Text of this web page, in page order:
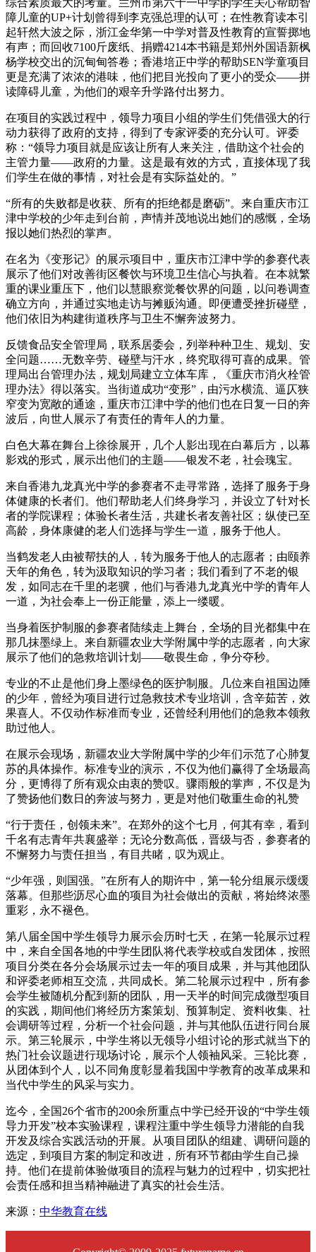
障儿童的UP+计划曾得到李克强总理的认可；在性教育读本引
起轩然大波之际，浙江金华第一中学对普及性教育的宣誓掷地
有声；而回收7100斤废纸、捐赠4214本书籍是郑州外国语新枫
杨学校交出的沉甸甸答卷；香港培正中学的帮助SEN学童项目
更是充满了浓浓的港味，他们把目光投向了更小的受众——拼
读障碍儿童，为他们的艰辛升学路付出努力。
在项目的实践过程中，领导力项目小组的学生们凭借强大的行
动力获得了政府的支持，得到了专家评委的充分认可。评委
称：“领导力项目就是应该让所有人来关注，借助这个社会的
主管力量——政府的力量。这是最有效的方式，直接体现了我
们学生在做的事情，对社会是有实际益处的。”
“所有的失败都是收获、所有的拒绝都是磨砺”。来自重庆市江
津中学校的少年走到台前，声情并茂地说出她们的感慨，全场
报以她们热烈的掌声。
在名为《变形记》的展示项目中，重庆市江津中学的参赛代表
展示了他们对改善街区餐饮与环境卫生信心与执着。在本就繁
重的课业重压下，他们以慧眼察觉餐饮界的问题，以问卷调查
确立方向，并通过实地走访与摊贩沟通。即便遭受挫折碰壁，
他们依旧为构建街道秩序与卫生不懈奔波努力。
反馈食品安全管理局，联系居委会，列举种种卫生、规划、安
全问题……无数辛劳、碰壁与汗水，终究取得可喜的成果。管
理局出台管理办法，规划局建立立体车库，《重庆市消火栓管
理办法》得以落实。当街道成功“变形”，由污水横流、逼仄狭
窄变为宽敞的通途，重庆市江津中学的他们也在日复一日的奔
波后，向世人展示了有责任的青年人的力量。
白色大幕在舞台上徐徐展开，几个人影出现在白幕后方，以幕
影戏的形式，展示出他们的主题——银发不老，社会瑰宝。
来自香港九龙真光中学的参赛者不走寻常路，选择了服务于身
体健康的长者们。他们帮助老人们终身学习，并设立了针对长
者的学院课程；体验长者生活，共建长者友善社区；纵使已至
高龄，身体康健的老人们选择与学生一道，服务于他人。
当鹤发老人由被帮扶的人，转为服务于他人的志愿者；由颐养
天年的角色，转为汲取知识的学习者；我们看到了不老的银
发，如同志在千里的老骥，他们与香港九龙真光中学的青年人
一道，为社会奉上一份正能量，添上一缕暖。
当身着医护制服的参赛者陆续走上舞台，全场的目光都集中在
那几抹墨绿上。来自新疆农业大学附属中学的志愿者，向大家
展示了他们的急救培训计划——敬畏生命，争分夺秒。
专业的不止是他们身上墨绿色的医护制服。几位来自祖国边陲
的少年，曾经为项目进行过急救技术专业培训，含辛茹苦，效
果喜人。不仅动作标准而专业，还曾经利用他们的急救本领救
助过他人。
在展示会现场，新疆农业大学附属中学的少年们示范了心肺复
苏的具体操作。标准专业的演示，不仅为他们赢得了全场最高
分，更博得了所有观众由衷的赞叹。骤雨般的掌声，不仅是为
了赞扬他们数日的奔波与努力，更是对他们敬重生命的礼赞
“行于责任，创领未来”。在郑外的这个七月，何其有幸，看到
千名有志青年共襄盛举；无论分数高低，晋级与否，参赛者的
不懈努力与责任担当，有目共睹，叹为观止。
“少年强，则国强。”在所有人的期许中，第一轮分组展示缓缓
落幕。但那些沥尽心血的项目为社会做出的贡献，将始终浓墨
重彩，永不褪色。
第八届全国中学生领导力展示会历时七天，在第一轮展示过程
中，来自全国各地的中学生团队将代表学校或自发团体，按照
项目分类在各分会场展示过去一年的项目成果，并与其他团队
和评委老师相互交流，共同成长。第二轮展示过程中，所有参
会学生被随机分配到新的团队，用一天半的时间完成微型项目
的实践，期间他们将经历方案策划、预算制定、资料收集、社
会调研等过程，分析一个社会问题，并与其他队伍进行同台展
示。第三轮展示，中学生将以无领导小组讨论的形式就当下的
热门社会议题进行现场讨论，展示个人领袖风采。三轮比赛，
从团体到个人，以不同角度彰显着我国中学教育的改革成果和
当代中学生的风采与实力。
迄今，全国26个省市的200余所重点中学已经开设的“中学生领
导力开发”校本实验课程，课程注重中学生领导力潜能的自我
开发及综合实践活动的开展。从项目团队的组建、调研问题的
选定，到项目方案的制定和改进，所有环节都由学生自己操
持。他们在提前体验做项目的流程与魅力的过程中，切实把社
会责任感和担当精神融进了真实的社会生活。
来源： 中华教育在线